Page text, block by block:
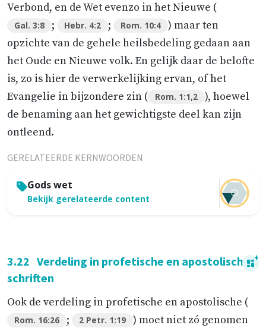
Verbond, en de Wet evenzo in het Nieuwe (
Gal. 3:8 ; Hebr. 4:2 ; Rom. 10:4
) maar ten
opzichte van de gehele heilsbedeling gedaan aan
het Oude en Nieuwe volk. En gelijk daar de belofte
is, zo is hier de verwerkelijking ervan, of het
Evangelie in bijzondere zin (
Rom. 1:1,2
), hoewel
de benaming aan het gewichtigste deel kan zijn
ontleend.
GERELATEERDE KERNWOORDEN
Gods wet
Bekijk gerelateerde content
3.22 Verdeling in profetische en apostolische
schriften
Ook de verdeling in profetische en apostolische (
Rom. 16:26 ; 2 Petr. 1:19
) moet niet zó genomen